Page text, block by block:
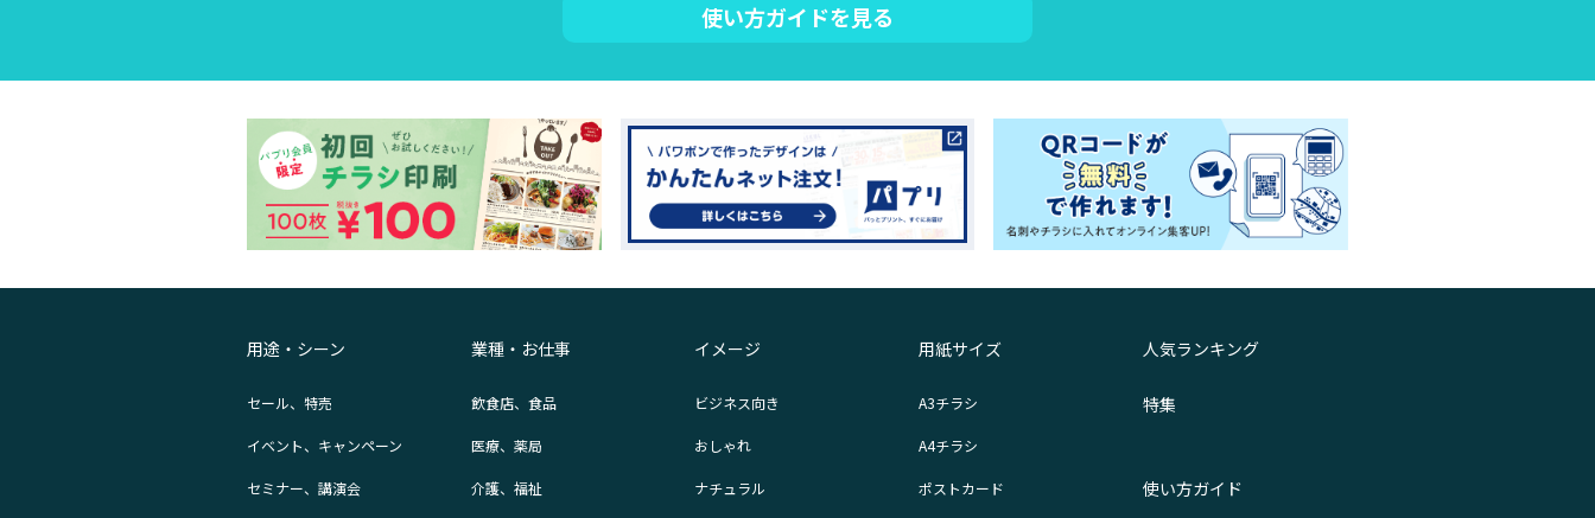
使い方ガイドを見る
用途・シーン
セール、特売
イベント、キャンペーン
セミナー、講演会
業種・お仕事
飲食店、食品
医療、薬局
介護、福祉
イメージ
ビジネス向き
おしゃれ
ナチュラル
用紙サイズ
A3チラシ
A4チラシ
ポストカード
人気ランキング
特集
使い方ガイド